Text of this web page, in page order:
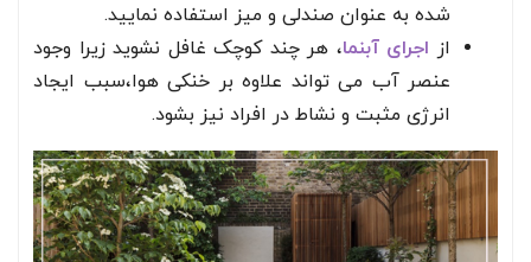
شده به عنوان صندلی و میز استفاده نمایید.
از اجرای آبنما، هر چند کوچک غافل نشوید زیرا وجود
عنصر آب می تواند علاوه بر خنکی هوا،سبب ایجاد
انرژی مثبت و نشاط در افراد نیز بشود.